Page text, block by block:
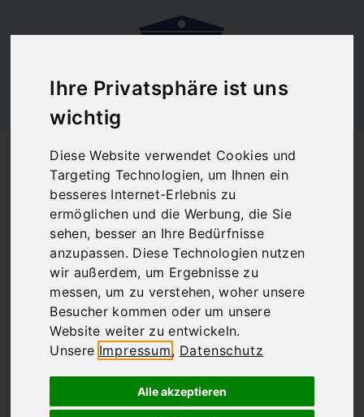
Ihre Privatsphäre ist uns
wichtig
Diese Website verwendet Cookies und
Targeting Technologien, um Ihnen ein
besseres Internet-Erlebnis zu
ermöglichen und die Werbung, die Sie
sehen, besser an Ihre Bedürfnisse
anzupassen. Diese Technologien nutzen
wir außerdem, um Ergebnisse zu
messen, um zu verstehen, woher unsere
Besucher kommen oder um unsere
Website weiter zu entwickeln.
Unsere Impressum, Datenschutz
Alle akzeptieren
Metro Ticket Athen Flughafen
Metro Ticket Athen
Flughafen
There are no posts matching your selection.